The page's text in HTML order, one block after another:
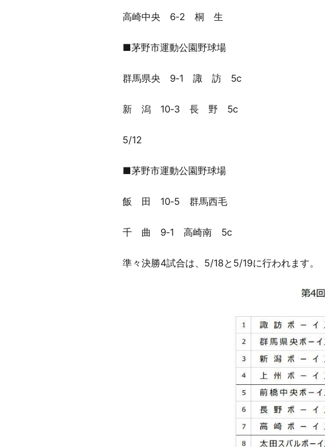
高崎中央 6‐2 桐 生
■茅野市運動公園野球場
群馬県央 9‐1 諏 訪 5ⅽ
新 潟 10‐3 長 野 5ⅽ
5/12
■茅野市運動公園野球場
飯 田 10‐5 群馬西毛
千 曲 9‐1 高崎南 5ⅽ
準々決勝4試合は、5/18と5/19に行われます。